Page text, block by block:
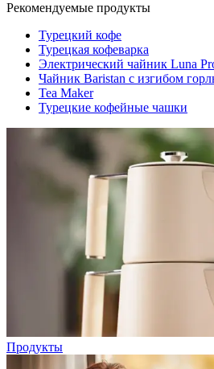
Рекомендуемые продукты
Турецкий кофе
Турецкая кофеварка
Электрический чайник Luna
Чайник Baristan с изгибом
Tea Maker
Турецкие кофейные чашки
Продукты